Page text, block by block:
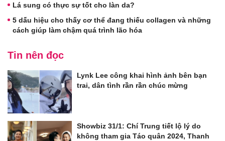
Lá sung có thực sự tốt cho làn da?
5 dấu hiệu cho thấy cơ thể đang thiếu collagen và những
cách giúp làm chậm quá trình lão hóa
Tin nên đọc
Lynk Lee công khai hình ảnh bên bạn
trai, dân tình rần rần chúc mừng
Showbiz 31/1: Chí Trung tiết lộ lý do
không tham gia Táo quân 2024, Thanh